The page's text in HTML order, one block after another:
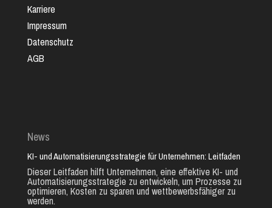
Karriere
Impressum
Datenschutz
AGB
News
KI- und Automatisierungsstrategie für Unternehmen: Leitfaden
Dieser Leitfaden hilft Unternehmen, eine effektive KI- und
Automatisierungsstrategie zu entwickeln, um Prozesse zu
optimieren, Kosten zu sparen und wettbewerbsfähiger zu
werden.